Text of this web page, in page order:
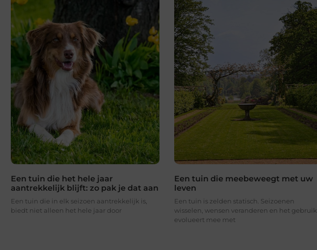
Een tuin die het hele jaar
aantrekkelijk blijft: zo pak je dat aan
Een tuin die in elk seizoen aantrekkelijk is,
biedt niet alleen het hele jaar door
Een tuin die meebeweegt met uw
leven
Een tuin is zelden statisch. Seizoenen
wisselen, wensen veranderen en het gebruik
evolueert mee met